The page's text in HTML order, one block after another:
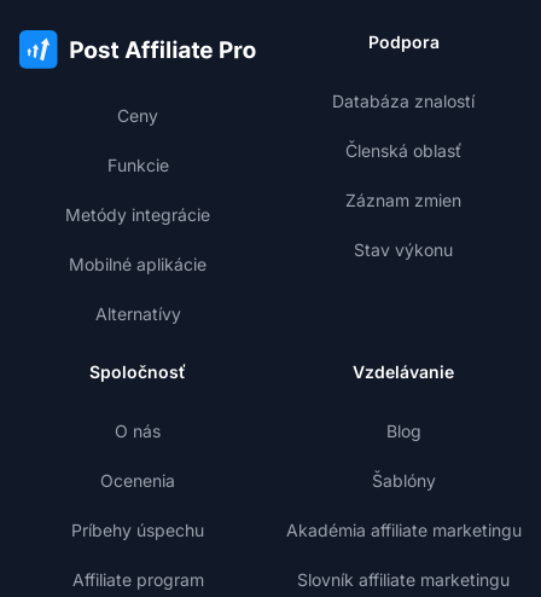
Ceny
Funkcie
Metódy integrácie
Mobilné aplikácie
Alternatívy
Podpora
Databáza znalostí
Členská oblasť
Záznam zmien
Stav výkonu
Spoločnosť
O nás
Ocenenia
Príbehy úspechu
Affiliate program
Vzdelávanie
Blog
Šablóny
Akadémia affiliate marketingu
Slovník affiliate marketingu